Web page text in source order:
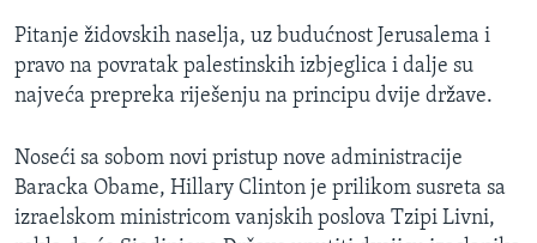
Pitanje židovskih naselja, uz budućnost Jerusalema i
pravo na povratak palestinskih izbjeglica i dalje su
najveća prepreka riješenju na principu dvije države.
Noseći sa sobom novi pristup nove administracije
Baracka Obame, Hillary Clinton je prilikom susreta sa
izraelskom ministricom vanjskih poslova Tzipi Livni,